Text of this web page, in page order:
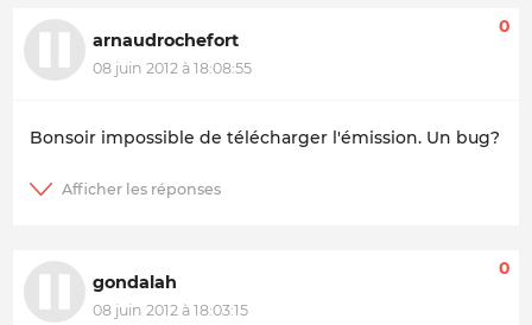
arnaudrochefort
08 juin 2012 à 18:08:55
0
Bonsoir impossible de télécharger l'émission. Un bug?
gondalah
08 juin 2012 à 18:03:15
0